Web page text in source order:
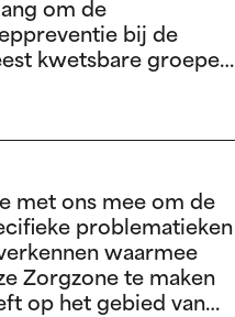
om de
bij de
kwetsbare groepen
met ons mee om de
problematieken
waarmee
Zorgzone te maken
op het gebied van